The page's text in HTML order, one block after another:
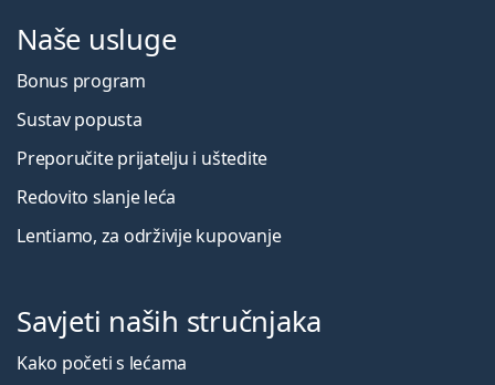
Naše usluge
Bonus program
Sustav popusta
Preporučite prijatelju i uštedite
Redovito slanje leća
Lentiamo, za održivije kupovanje
Savjeti naših stručnjaka
Kako početi s lećama